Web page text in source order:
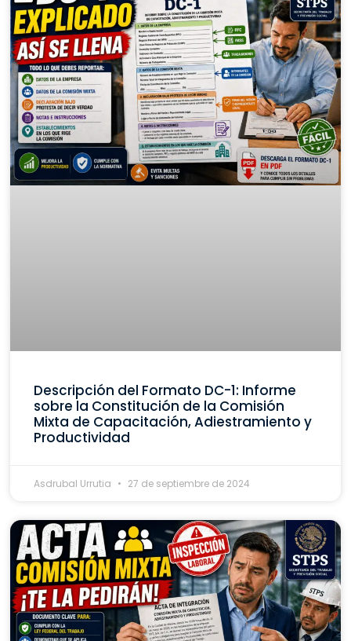
Descripción del Formato DC-1: Informe
sobre la Constitución de la Comisión
Mixta de Capacitación, Adiestramiento y
Productividad
Asdrubal Urrutia 27 de septiembre de 2024